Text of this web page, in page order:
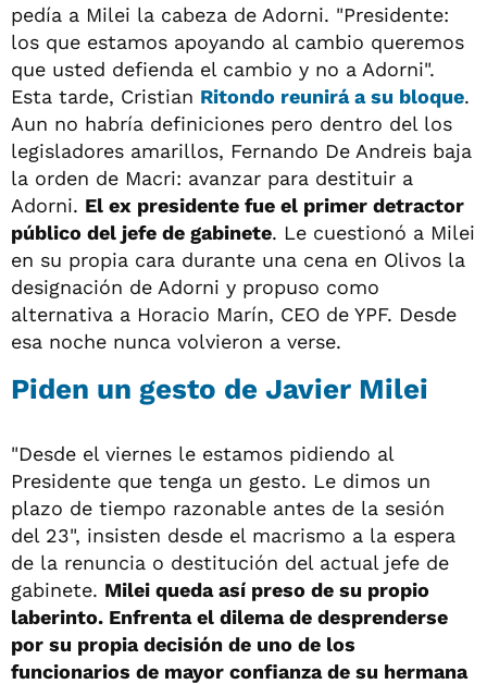
pedía a Milei la cabeza de Adorni. "Presidente:
los que estamos apoyando al cambio queremos
que usted defienda el cambio y no a Adorni".
Esta tarde, Cristian Ritondo reunirá a su bloque.
Aun no habría definiciones pero dentro del los
legisladores amarillos, Fernando De Andreis baja
la orden de Macri: avanzar para destituir a
Adorni. El ex presidente fue el primer detractor
público del jefe de gabinete. Le cuestionó a Milei
en su propia cara durante una cena en Olivos la
designación de Adorni y propuso como
alternativa a Horacio Marín, CEO de YPF. Desde
esa noche nunca volvieron a verse.
Piden un gesto de Javier Milei
"Desde el viernes le estamos pidiendo al
Presidente que tenga un gesto. Le dimos un
plazo de tiempo razonable antes de la sesión
del 23", insisten desde el macrismo a la espera
de la renuncia o destitución del actual jefe de
gabinete. Milei queda así preso de su propio
laberinto. Enfrenta el dilema de desprenderse
por su propia decisión de uno de los
funcionarios de mayor confianza de su hermana